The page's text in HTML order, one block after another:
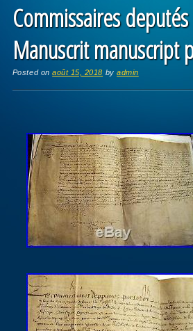
Commissaires
Manuscrit manuscript
Posted onaoût 15, 2018 byadmin